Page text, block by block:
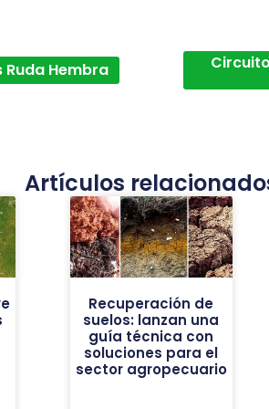
Ruda Hembra
Artículos
Recuperación de
suelos: lanzan una
guía técnica con
soluciones para el
sector agropecuario